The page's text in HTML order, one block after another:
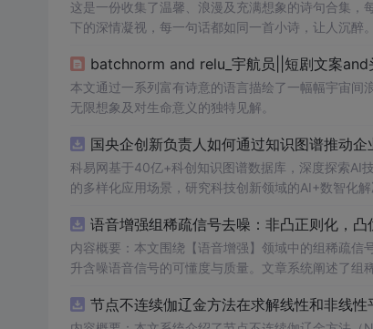
这是一份收集了温馨、浪漫及充满想象的诗句合集
下的深情凝视，每一句话都如同一首小诗，让人沉醉。
batchnorm and relu_宇航员||短剧文案and
本文通过一系列富有诗意的语言描绘了一幅幅宇宙
无限想象及对生命意义的独特见解。
国央企创新负责人如何通过知识图谱推动
科易网基于40亿+科创知识图谱数据库，深度探索AI
的多样化应用场景，研究科技创新领域的AI+数智化
语音增强组稀疏信号去噪：非凸正则化，凸
内容概要：本文围绕【语音增强】领域中的组稀疏
升含噪语音信号的可懂度与质量。文章系统阐述了组
语音信号预处理、稀疏系数求解、去噪重构等关键环
节点不连续伽辽金方法在求解线性和非线